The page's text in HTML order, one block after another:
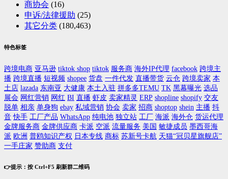
商协会 (16)
申诉/法律援助 (25)
其它分类 (180,463)
特色标签
跨境电商 亚马逊 tiktok shop tiktok 服务商 海外IP代理 facebook 跨境主
播 跨境直播 短视频 shopee 货盘 一件代发 直播带货 云仓 跨境卖家 本
土店 lazada 东南亚 大健康 本土入驻 拼多多TEMU TK 黑幕曝光 选品
展会 网红营销 网红 BI 直播 虾皮 卖家精灵 ERP shopline shopify 交友
脱单 相亲 单身狗 ebay 私域营销 协会 卖家 招商 shoptop shein 主播 抖
音 快手 工厂产品 WhatsApp 纯电池 独立站 工厂 海派 海外仓 货运代理
金牌服务商 金牌供应商 卡派 空派 流量服务 美国 敏捷成员 墨西哥海
派 欧洲 普鸥知识产权 日本专线 商标 苏新号卡航 天猫“冠贝星旗舰店”
一手庄家 赞助商 支付
👉提示：按 Ctrl+F5 刷新群二维码